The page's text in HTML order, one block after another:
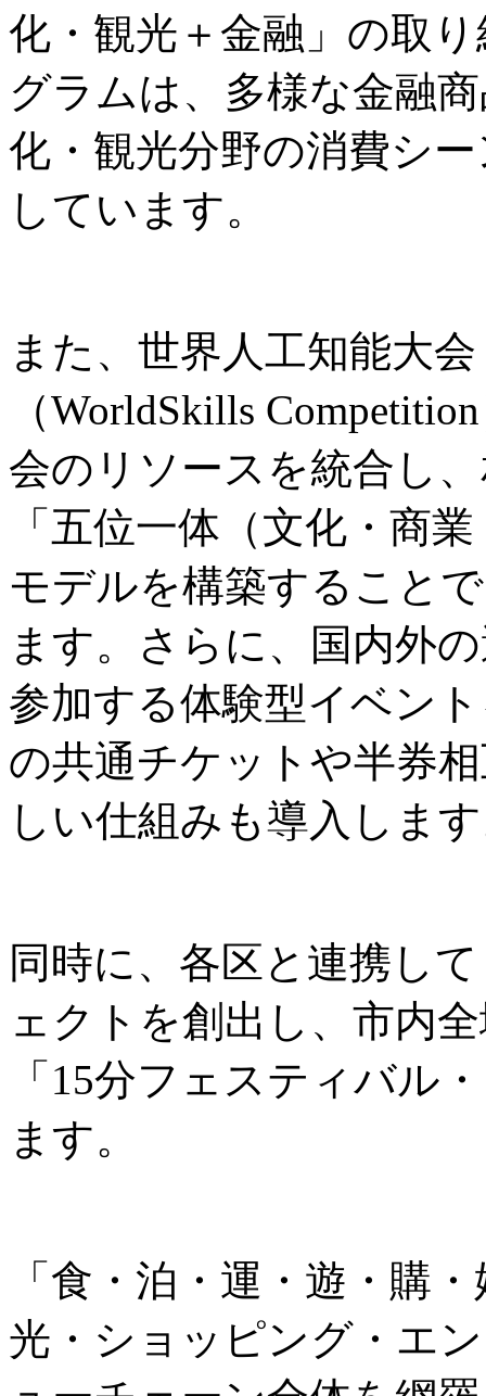
化・観光＋金融」の取
グラムは、多様な金融
化・観光分野の消費シ
しています。
また、世界人工知能大
（WorldSkills
会のリソースを統合し
「五位一体（文化・商
モデルを構築すること
ます。さらに、国内外
参加する体験型イベン
の共通チケットや半券
しい仕組みも導入しま
同時に、各区と連携し
ェクトを創出し、市内
「15分フェスティバル
ます。
「食・泊・運・遊・購
光・ショッピング・エ